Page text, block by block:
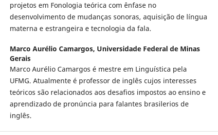
projetos em Fonologia teórica com ênfase no
desenvolvimento de mudanças sonoras, aquisição de língua
materna e estrangeira e tecnologia da fala.
Marco Aurélio Camargos, Universidade Federal de Minas
Gerais
Marco Aurélio Camargos é mestre em Linguística pela
UFMG. Atualmente é professor de inglês cujos interesses
teóricos são relacionados aos desafios impostos ao ensino e
aprendizado de pronúncia para falantes brasilerios de
inglês.